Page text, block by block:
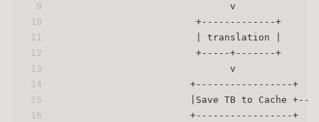
9
10
11
12
13
14
15
16
v
| translation
+-----
v
|Save TB to